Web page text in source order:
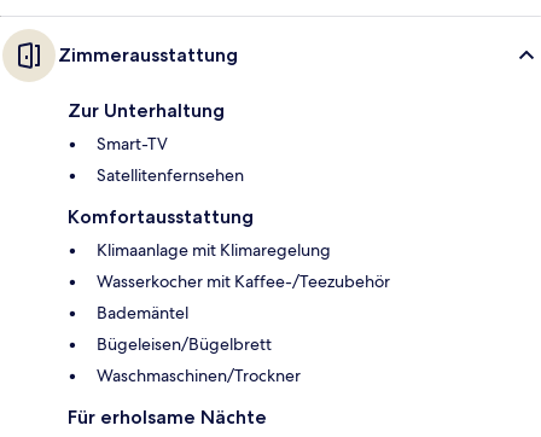
Zimmerausstattung
Zur Unterhaltung
Smart-TV
Satellitenfernsehen
Komfortausstattung
Klimaanlage mit Klimaregelung
Wasserkocher mit Kaffee-/Teezubehör
Bademäntel
Bügeleisen/Bügelbrett
Waschmaschinen/Trockner
Für erholsame Nächte